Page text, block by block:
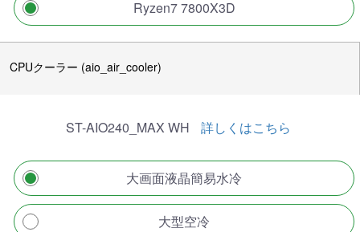
Ryzen7 7800X3D
CPUクーラー (aio_air_cooler)
ST-AIO240_MAX WH 詳しくはこちら
大画面液晶簡易水冷
大型空冷